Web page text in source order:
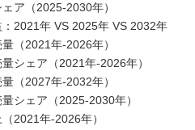
ア（2025-2030年）
：2021年 VS 2025年 VS 2032年
（2021年-2026年）
シェア（2021年-2026年）
（2027年-2032年）
シェア（2025-2030年）
2021年-2026年）